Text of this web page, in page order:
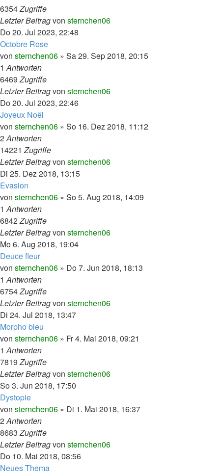
6354Zugriffe
Letzter Beitragvon sternchen06
Do 20. Jul 2023, 22:48
Octobre Rose
von sternchen06 » Sa 29. Sep 2018, 20:15
1Antworten
6469Zugriffe
Letzter Beitragvon sternchen06
Do 20. Jul 2023, 22:46
Joyeux Noël
von sternchen06 » So 16. Dez 2018, 11:12
2Antworten
14221Zugriffe
Letzter Beitragvon sternchen06
Di 25. Dez 2018, 13:15
Evasion
von sternchen06 » So 5. Aug 2018, 14:09
1Antworten
6842Zugriffe
Letzter Beitragvon sternchen06
Mo 6. Aug 2018, 19:04
Deuce fleur
von sternchen06 » Do 7. Jun 2018, 18:13
1Antworten
6754Zugriffe
Letzter Beitragvon sternchen06
Di 24. Jul 2018, 13:47
Morpho bleu
von sternchen06 » Fr 4. Mai 2018, 09:21
1Antworten
7819Zugriffe
Letzter Beitragvon sternchen06
So 3. Jun 2018, 17:50
Dystopie
von sternchen06 » Di 1. Mai 2018, 16:37
2Antworten
8683Zugriffe
Letzter Beitragvon sternchen06
Do 10. Mai 2018, 08:56
Neues Thema